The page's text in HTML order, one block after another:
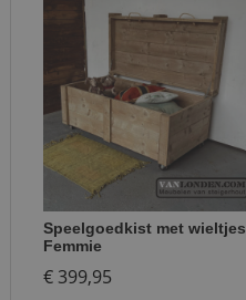
Speelgoedkist met wieltjes
Femmie
€399,95